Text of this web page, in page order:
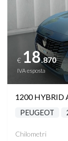
€ 18.870
IVA esposta
1200 HYBRID
PEUGEOT
Chilometri